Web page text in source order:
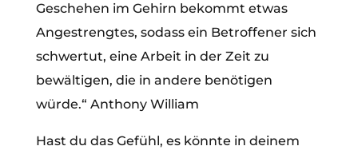
Geschehen im Gehirn bekommt etwas
Angestrengtes, sodass ein Betroffener sich
schwertut, eine Arbeit in der Zeit zu
bewältigen, die in andere benötigen
würde.“ Anthony William
Hast du das Gefühl, es könnte in deinem